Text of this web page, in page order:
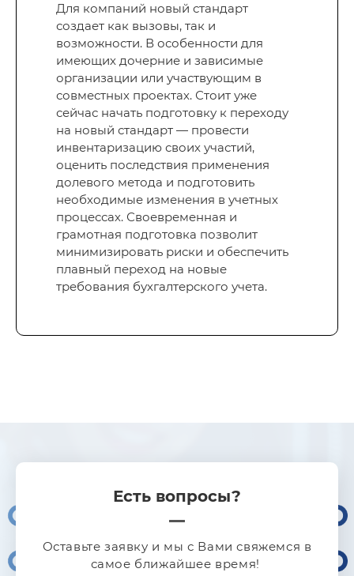
Для компаний новый стандарт
создает как вызовы, так и
возможности. В особенности для
имеющих дочерние и зависимые
организации или участвующим в
совместных проектах. Стоит уже
сейчас начать подготовку к переходу
на новый стандарт — провести
инвентаризацию своих участий,
оценить последствия применения
долевого метода и подготовить
необходимые изменения в учетных
процессах. Своевременная и
грамотная подготовка позволит
минимизировать риски и обеспечить
плавный переход на новые
требования бухгалтерского учета.
Есть вопросы?
Оставьте заявку и мы с Вами свяжемся в
самое ближайшее время!